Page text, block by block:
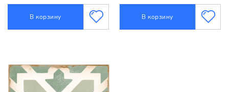
В корзину В корзину